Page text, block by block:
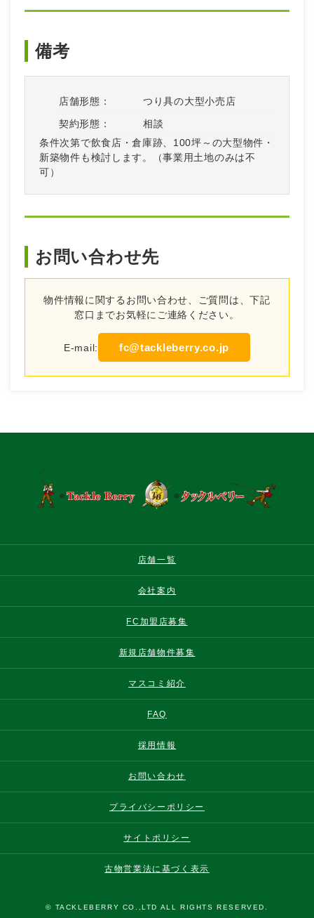
備考
店舗形態：
つり具の大型小売店
契約形態：
相談
条件次第で飲食店・倉庫跡、100坪～の大型物件・
新築物件も検討します。（事業用土地のみは不
可）
お問い合わせ先
物件情報に関するお問い合わせ、ご質問は、下記
窓口までお気軽にご連絡ください。
E-mail: fc@tackleberry.co.jp
店舗一覧
会社案内
FC加盟店募集
新規店舗物件募集
マスコミ紹介
FAQ
採用情報
お問い合わせ
プライバシーポリシー
サイトポリシー
古物営業法に基づく表示
© TACKLEBERRY CO.,LTD ALL RIGHTS RESERVED.